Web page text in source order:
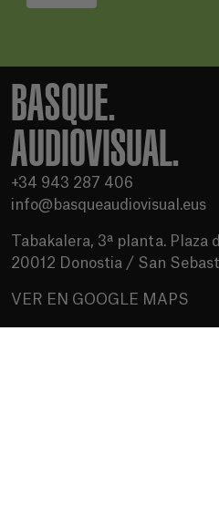
BASQUE.
AUDIOVISUAL.
+34 943 287 406
info@basqueaudiovisual.eus
Tabakalera, 3ª planta. Plaza
20012 Donostia / San
VER EN GOOGLE MAPS